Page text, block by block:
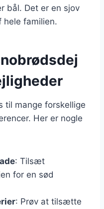
bål. Det er en sjov
hele familien.
til mange forskellige
Her er nogle
: Tilsæt
for en sød
: Prøv at tilsætte